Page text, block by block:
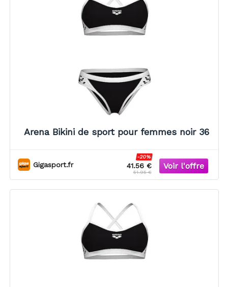
Arena Bikini de sport pour femmes noir 36
Gigasport.fr 41.56 €
-20%
51.95 €